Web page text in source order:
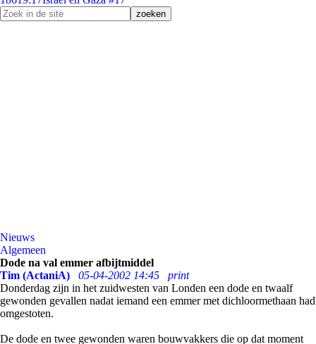
Nieuws
Algemeen
Dode na val emmer afbijtmiddel
Tim (ActaniA)
05-04-2002 14:45
print
Donderdag zijn in het zuidwesten van Londen een dode en twaalf
gewonden gevallen nadat iemand een emmer met dichloormethaan had
omgestoten.
De dode en twee gewonden waren bouwvakkers die op dat moment